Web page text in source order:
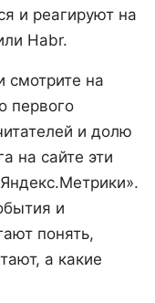
и реагируют на
Habr.
смотрите на
первого
и долю
на сайте эти
и
понять,
а какие